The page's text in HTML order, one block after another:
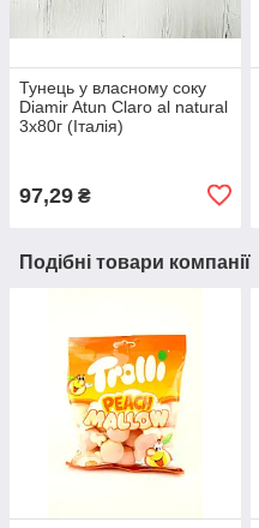
Тунець у власному соку
Diamir Atun Claro al natural
3х80г (Італія)
97,29 ₴
Подібні товари компанії